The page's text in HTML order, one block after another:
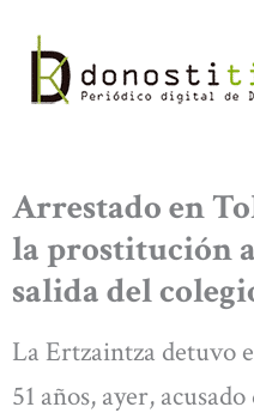
contenido
Arrestado en
la prostitución
salida del
La Ertzaintza detuvo
51 años, ayer,